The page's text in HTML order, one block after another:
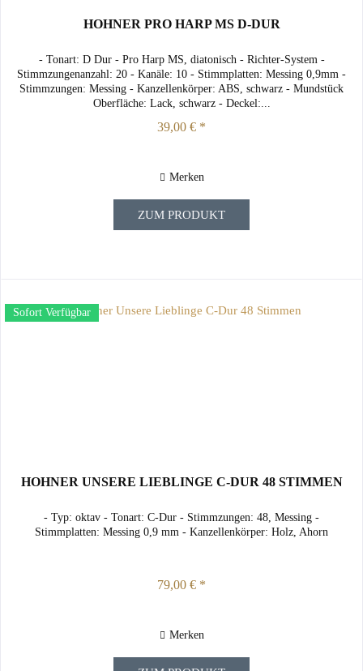
HOHNER PRO HARP MS D-DUR
- Tonart: D Dur - Pro Harp MS, diatonisch - Richter-System -
Stimmzungenanzahl: 20 - Kanäle: 10 - Stimmplatten: Messing 0,9mm -
Stimmzungen: Messing - Kanzellenkörper: ABS, schwarz - Mundstück
Oberfläche: Lack, schwarz - Deckel:...
39,00 € *
Merken
ZUM PRODUKT
Sofort Verfügbar
HOHNER UNSERE LIEBLINGE C-DUR 48 STIMMEN
- Typ: oktav - Tonart: C-Dur - Stimmzungen: 48, Messing -
Stimmplatten: Messing 0,9 mm - Kanzellenkörper: Holz, Ahorn
79,00 € *
Merken